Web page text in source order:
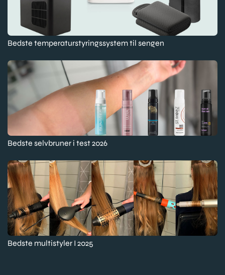
Bedste temperaturstyringssystem til sengen
Bedste selvbruner i test 2026
Bedste multistyler I 2025